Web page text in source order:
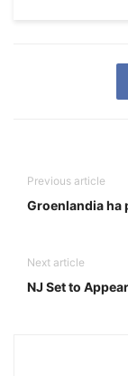
Previous article
Groenlandia ha
Next article
NJ Set to